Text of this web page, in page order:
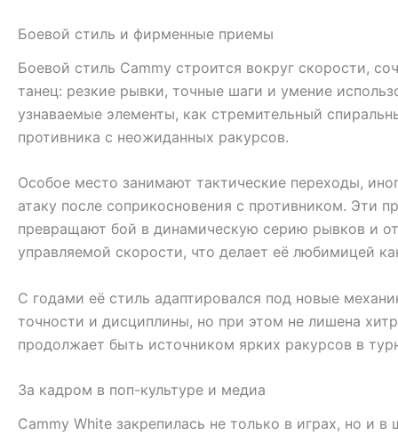
Боевой стиль и фирменные приемы
Боевой стиль Cammy строится вокруг скорости,
танец: резкие рывки, точные шаги и умение
узнаваемые элементы, как стремительный
противника с неожиданных ракурсов.
Особое место занимают тактические переходы,
атаку после соприкосновения с противником. Эти
превращают бой в динамическую серию рывков и
управляемой скорости, что делает её любимицей
С годами её стиль адаптировался под новые
точности и дисциплины, но при этом не лишена
продолжает быть источником ярких ракурсов в
За кадром в поп-культуре и медиа
Cammy White закрепилась не только в играх, но и